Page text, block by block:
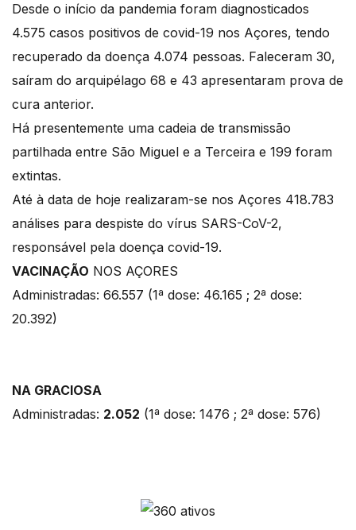
Desde o início da pandemia foram diagnosticados
4.575 casos positivos de covid-19 nos Açores, tendo
recuperado da doença 4.074 pessoas. Faleceram 30,
saíram do arquipélago 68 e 43 apresentaram prova de
cura anterior.
Há presentemente uma cadeia de transmissão
partilhada entre São Miguel e a Terceira e 199 foram
extintas.
Até à data de hoje realizaram-se nos Açores 418.783
análises para despiste do vírus SARS-CoV-2,
responsável pela doença covid-19.
VACINAÇÃO NOS AÇORES
Administradas: 66.557 (1ª dose: 46.165 ; 2ª dose:
20.392)
NA GRACIOSA
Administradas: 2.052 (1ª dose: 1476 ; 2ª dose: 576)